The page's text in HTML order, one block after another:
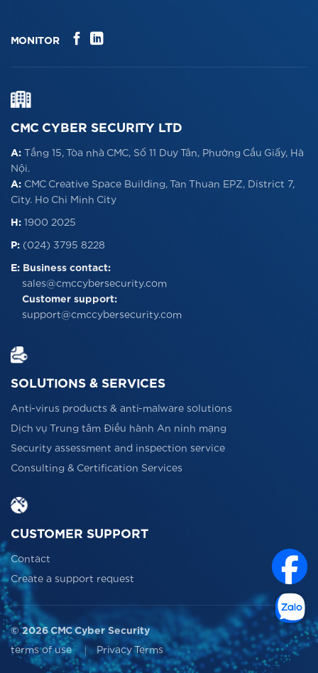
MONITOR
CMC CYBER SECURITY LTD
A: Tầng 15, Tòa nhà CMC, Số 11 Duy Tân, Phường Cầu Giấy, Hà
Nội.
A: CMC Creative Space Building, Tan Thuan EPZ, District 7,
City. Ho Chi Minh City
H: 1900 2025
P: (024) 3795 8228
E: Business contact:
sales@cmccybersecurity.com
Customer support:
support@cmccybersecurity.com
SOLUTIONS & SERVICES
Anti-virus products & anti-malware solutions
Dịch vụ Trung tâm Điều hành An ninh mạng
Security assessment and inspection service
Consulting & Certification Services
CUSTOMER SUPPORT
Contact
Create a support request
© 2026 CMC Cyber Security
terms of use
Privacy Terms